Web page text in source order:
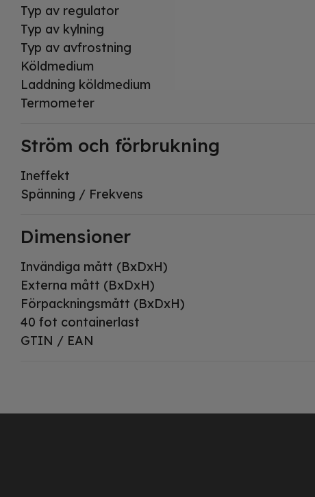
Typ av regulator
Typ av kylning
Typ av avfrostning
Köldmedium
Laddning köldmedium
Termometer
Ström och förbrukning
Ineffekt
Spänning / Frekvens
Dimensioner
Invändiga mått (BxDxH)
Externa mått (BxDxH)
Förpackningsmått (BxDxH)
40 fot containerlast
GTIN / EAN